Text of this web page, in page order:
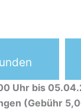
Uhr bis
(Gebühr